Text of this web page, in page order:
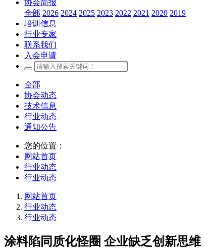
协会简报
全部 2026 2024 2025 2023 2022 2021 2020 2019
培训信息
行业专家
联系我们
入会申请
全部
协会动态
技术信息
行业动态
通知公告
您的位置：
网站首页
行业动态
行业动态
网站首页
行业动态
行业动态
涂料陷同质化怪圈 企业缺乏创新思维